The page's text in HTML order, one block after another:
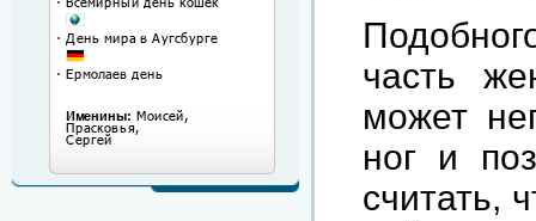
часть
может
ног и
считать,